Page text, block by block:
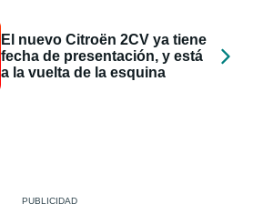
El nuevo Citroën 2CV ya tiene
fecha de presentación, y está
a la vuelta de la esquina